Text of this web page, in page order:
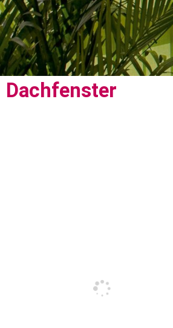
Dachfenster